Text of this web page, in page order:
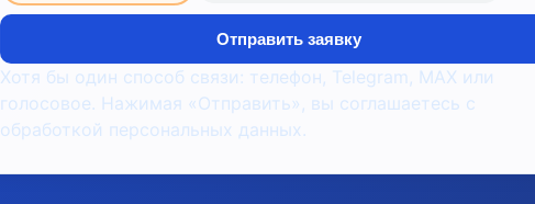
Отправить заявку
Хотя бы один способ связи: телефон, Telegram, MAX или
голосовое. Нажимая «Отправить», вы соглашаетесь с
обработкой персональных данных.